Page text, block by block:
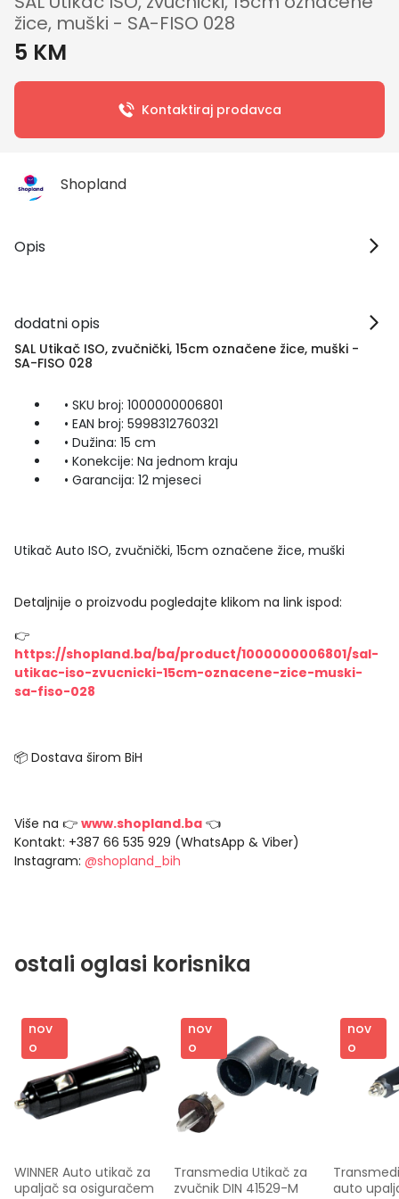
žice, muški - SA-FISO 028
5 KM
Kontaktiraj prodavca
Shopland
Opis
dodatni opis
SAL Utikač ISO, zvučnički, 15cm označene žice, muški -
SA-FISO 028
• SKU broj: 1000000006801
• EAN broj: 5998312760321
• Dužina: 15 cm
• Konekcije: Na jednom kraju
• Garancija: 12 mjeseci
Utikač Auto ISO, zvučnički, 15cm označene žice, muški
Detaljnije o proizvodu pogledajte klikom na link ispod:
👉
https://shopland.ba/ba/product/1000000006801/sal-
utikac-iso-zvucnicki-15cm-oznacene-zice-muski-
sa-fiso-028
📦 Dostava širom BiH
Više na 👉 www.shopland.ba 👈
Kontakt: +387 66 535 929 (WhatsApp & Viber)
Instagram: @shopland_bih
ostali oglasi korisnika
nov
o
WINNER Auto utikač za
upaljač sa osiguračem
nov
o
Transmedia Utikač za
zvučnik DIN 41529-M
nov
o
auto